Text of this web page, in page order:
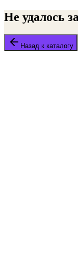
Не удалось
Назад к каталогу